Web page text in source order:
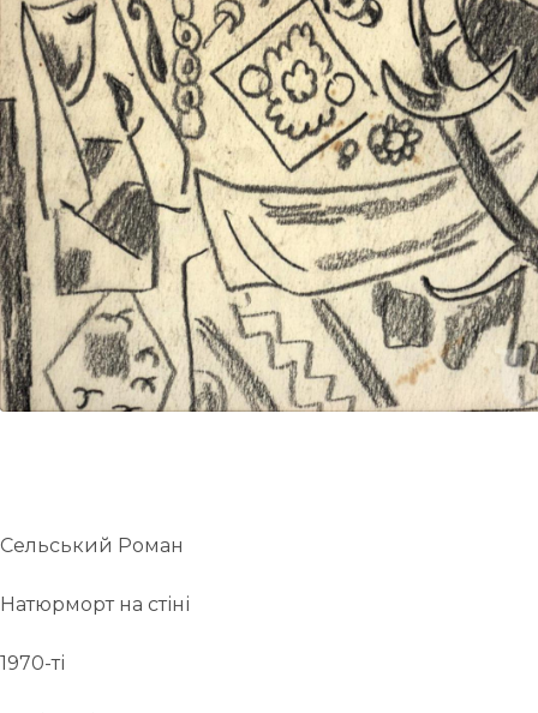
#KYIV
#LVIV
UA
ENG
Сельський Роман
Натюрморт на стіні
1970-ті